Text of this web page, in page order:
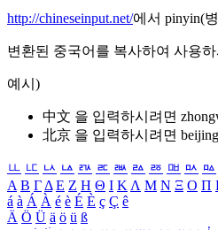
http://chineseinput.net/에서 pinyin(
변환된 중국어를 복사하여 사용
예시)
中文 을 입력하시려면
北京 을 입력하시려면 beijing
ㅥ ㅦ ㅧ ㅨ ㅩ ㅪ ㅫ ㅬ ㅭ ㅮ ㅯ ㅰ
Α Β ΓΔ Ε Ζ Η Θ Ι ΚΛ Μ Ν Ξ Ο Π
á à Á À é è É È ç Ç ê
Ä Ö Ü ä ö ü ß